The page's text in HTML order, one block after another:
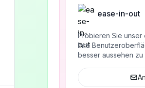
ease-in-out
Probieren Sie unser
Ihre
besser aussehen zu